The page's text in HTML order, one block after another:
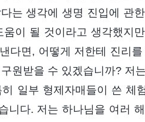
는 생각에 생명 진입에 관
이 될 것이라고 생각했지
다면, 어떻게 저한테 진리를
원받을 수 있겠습니까? 저
일부 형제자매들이 쓴 체
니다. 저는 하나님을 여러